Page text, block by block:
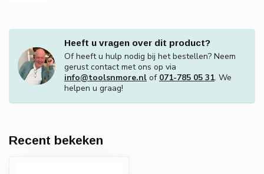
Heeft u vragen over dit product?
Of heeft u hulp nodig bij het bestellen? Neem
gerust contact met ons op via
info@toolsnmore.nl of 071-785 05 31. We
helpen u graag!
Recent bekeken